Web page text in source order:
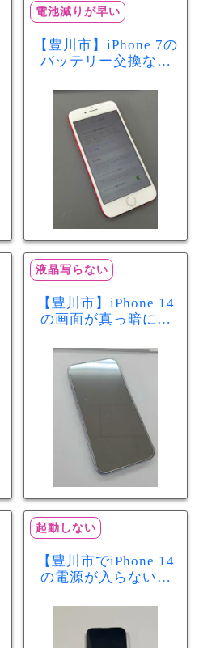
電池減りが早い
【豊川市】iPhone 7の
バッテリー交換なら
最大容量70％で電池
の減りが早い症状も
当日60分で改善
液晶写らない
【豊川市】iPhone 14
の画面が真っ暗に…
修理！データそのま
まで復旧しました
起動しない
【豊川市でiPhone 14
の電源が入らない修
店】バッテリー交換
で復旧するケースも
あります！